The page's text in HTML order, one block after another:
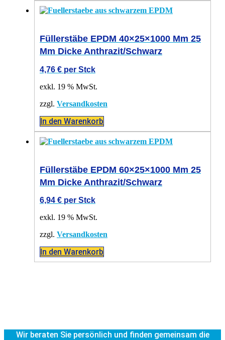
Füllerstäbe EPDM 40×25×1000 Mm 25
Mm Dicke Anthrazit/schwarz
4,76 € per Stck
exkl. 19 % MwSt.
zzgl. Versandkosten
In den Warenkorb
Füllerstäbe EPDM 60×25×1000 Mm 25
Mm Dicke Anthrazit/schwarz
6,94 € per Stck
exkl. 19 % MwSt.
zzgl. Versandkosten
In den Warenkorb
Wir beraten Sie persönlich und finden gemeinsam die